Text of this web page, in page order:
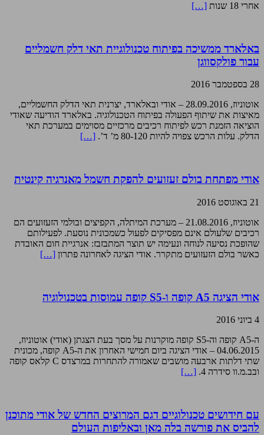
אחרי 18 שנות
[…]
באלארד ממשיכה בפיתוח טכנולוגיית תאי דלק חשמליים
עבור פולקסווגן
28 בספטמבר 2016
אוטוניוז, 28.09.2016 – אודי ובאלארד, יצרנית תאי הדלק החשמליים,
מאיצות את שיתוף הפעולה בפיתוח הטכנולוגיה. באלארד הודיעה שאודי
הוציאה הזמנת רכש לפיתוח רכיבים מרכזיים מסוימים במערכת תאי
הדלק. עלות הרכש צפויה להיות 80-120 מ’ ד’.
[…]
אודי מפתחת בולם זעזועים להפקת חשמל מאנרגיה קינטית
21 באוגוסט 2016
אוטוניוז, 21.08.2016 – מערכת המיתלה, הקפיצים ובולמי הזעזועים הם
רכיבים שלעולם אינם מפסיקים לפעול כשמכונית נוסעת. לפעילותם
שהופכת נסיעה לנוחה ונעימה יש תוצר המתבזבז: אנרגיית חום האובדת
כאשר בולם הזעזועים מתקרר. אודי הציגה לאחרונה פתרון […]
אודי הציגה A5 קופה ו-S5 קופה עמוסות בטכנולוגיה
4 ביוני 2016
ה-A5 קופה וה-S5 קופה מוקרנות על מסך בעת הצגתן (אודי) אוטוניוז,
04.06.2015 – אודי הציגה ביום חמישי האחרון את ה-A5 קופה, מכונית
שתי דלתות ארבעה מושבים שאמורה להתחרות במרצדס C קלאס קופה
ובב.מ.וו סידרה 4.
[…]
עם חידושים טכנולוגיים דגם המרוצים החדש של אודי מתוכנן
להביס את פורשה בלה מאן ובאליפות העולם